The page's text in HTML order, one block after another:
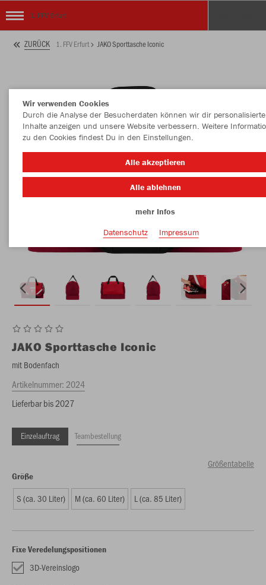
1. FFV Erfurt
ZURÜCK 1. FFV Erfurt JAKO Sporttasche Iconic
JAKO Sporttasche Iconic
mit Bodenfach
Artikelnummer: 2024
Lieferbar bis 2027
Einzelauftrag Teambestellung
Größentabelle
Größe
S (ca. 30 Liter) M (ca. 60 Liter) L (ca. 85 Liter)
Fixe Veredelungspositionen
3D-Vereinslogo
Wir verwenden Cookies
Durch die Analyse der Besucherdaten können wir dir personalisierte
Inhalte anzeigen und unsere Website verbessern. Weitere
zu den Cookies findest Du in den Einstellungen.
Alle akzeptieren
Alle ablehnen
mehr Infos
Datenschutz
Impressum